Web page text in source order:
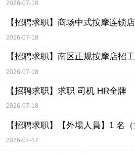
2026-07-18
【招聘求职】商场中式按摩连锁
2026-07-18
【招聘求职】南区正规按摩店招工
2026-07-18
【招聘求职】 求职 司机 HR全牌
2026-07-18
【招聘求职】 【外場人員】1 名（
2026-07-17